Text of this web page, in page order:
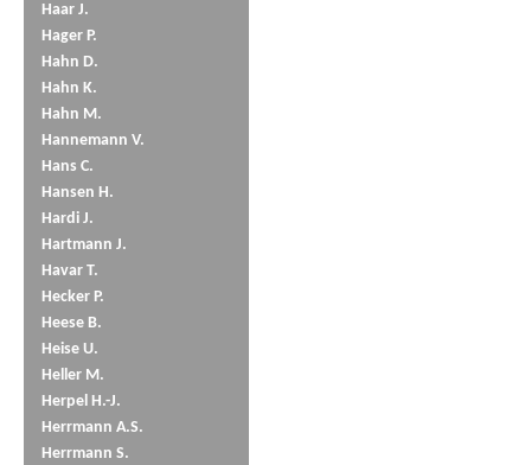
Haar J.
Hager P.
Hahn D.
Hahn K.
Hahn M.
Hannemann V.
Hans C.
Hansen H.
Hardi J.
Hartmann J.
Havar T.
Hecker P.
Heese B.
Heise U.
Heller M.
Herpel H.-J.
Herrmann A.S.
Herrmann S.